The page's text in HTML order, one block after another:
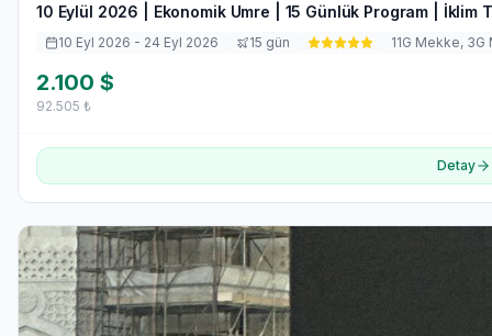
10 Eylül 2026 | Ekonomik Umre | 15 Günlük Program | İklim
10 Eyl 2026 - 24 Eyl 2026 15 gün 11G Mekke, 3G
2.100 $
92.505 ₺
Detay